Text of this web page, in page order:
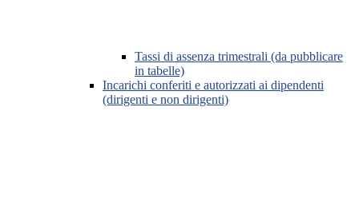
Tassi di assenza trimestrali (da pubblicare
in tabelle)
Incarichi conferiti e autorizzati ai dipendenti
(dirigenti e non dirigenti)